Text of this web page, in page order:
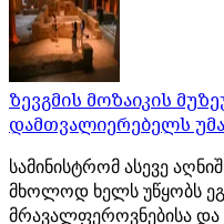
ზევგმის მოზაიკის
დამთვალიერებელს
სამინისტრომ ასევე
მხოლოდ ხელს უწყობს
მრავალფეროვნებისა და